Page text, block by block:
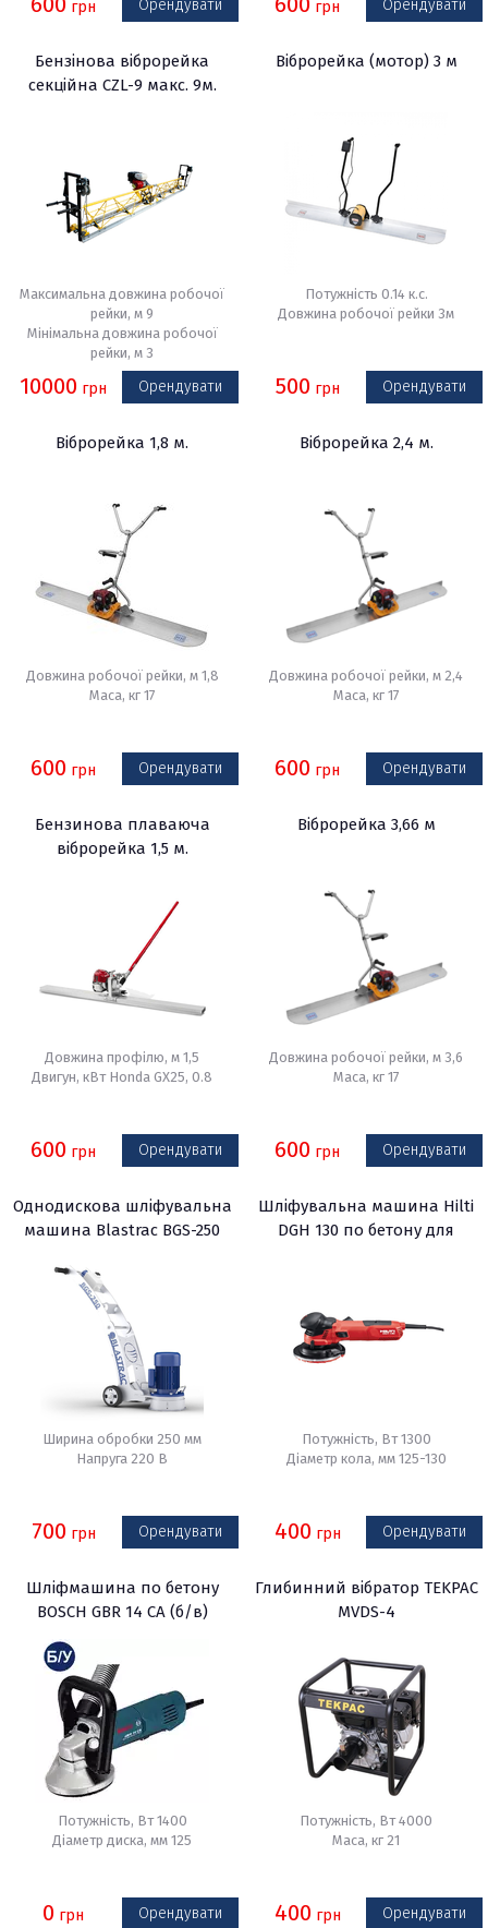
грн Орендувати грн Орендувати
Бензінова віброрейка
секційна CZL-9 макс. 9м.
Максимальна довжина робочої
рейки, м 9
Мінімальна довжина робочої
рейки, м 3
10000 грн Орендувати
Віброрейка (мотор) 3 м
Потужність 0.14 к.с.
Довжина робочої рейки 3м
500 грн Орендувати
Віброрейка 1,8 м.
Довжина робочої рейки, м 1,8
Маса, кг 17
600 грн Орендувати
Віброрейка 2,4 м.
Довжина робочої рейки, м 2,4
Маса, кг 17
600 грн Орендувати
Бензинова плаваюча
віброрейка 1,5 м.
Довжина профілю, м 1,5
Двигун, кВт Honda GX25, 0.8
600 грн Орендувати
Віброрейка 3,66 м
Довжина робочої рейки, м 3,6
Маса, кг 17
600 грн Орендувати
Однодискова шліфувальна
машина Blastrac BGS-250
Ширина обробки 250 мм
Напруга 220 В
700 грн Орендувати
Шліфувальна машина Hilti
DGH 130 по бетону для
Потужність, Вт 1300
Діаметр кола, мм 125-130
400 грн Орендувати
Шліфмашина по бетону
BOSCH GBR 14 CA (б/в)
Потужність, Вт 1400
Діаметр диска, мм 125
0 грн Орендувати
Глибинний вібратор TEKPAC
MVDS-4
Потужність, Вт 4000
Маса, кг 21
400 грн Орендувати